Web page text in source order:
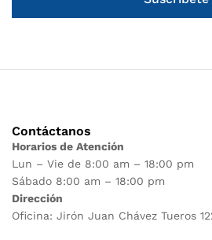
Contáctanos
Horarios de Atención
Lun – Vie de 8:00 am – 18:00 pm
Sábado 8:00 am – 18:00 pm
Dirección
Oficina: Jirón Juan Chávez Tueros